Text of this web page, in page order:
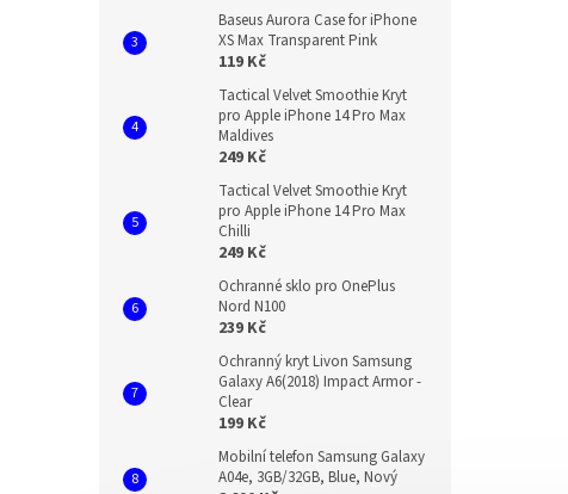
Baseus Aurora Case for iPhone
XS Max Transparent Pink
119 Kč
Tactical Velvet Smoothie Kryt
pro Apple iPhone 14 Pro Max
Maldives
249 Kč
Tactical Velvet Smoothie Kryt
pro Apple iPhone 14 Pro Max
Chilli
249 Kč
Ochranné sklo pro OnePlus
Nord N100
239 Kč
Ochranný kryt Livon Samsung
Galaxy A6(2018) Impact Armor -
Clear
199 Kč
Mobilní telefon Samsung Galaxy
A04e, 3GB/32GB, Blue, Nový